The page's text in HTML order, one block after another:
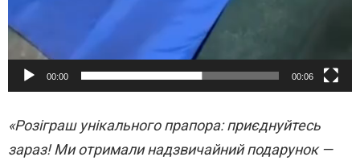
00:00 00:06
«Розіграш унікального прапора: приєднуйтесь
зараз! Ми отримали надзвичайний подарунок —